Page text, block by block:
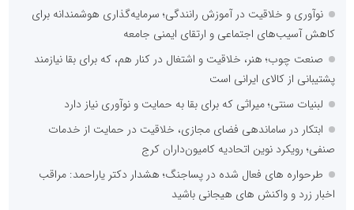
نوآوری و خلاقیت در آموزش رانندگی؛ سرمایه‌گذاری هوشمندانه برای
کاهش آسیب‌های اجتماعی و ارتقای ایمنی جامعه
صنعت چوب؛ هنر، خلاقیت و اشتغال در کنار هم، که برای بقا نیازمند
پشتیبانی از کالای ایرانی است
لبنیات سنتی؛ میراثی که برای بقا به حمایت و نوآوری نیاز دارد
ابتکار در ساماندهی فضای مجازی، خلاقیت در حمایت از خدمات
صنفی؛ رویکرد نوین اتحادیه کامیون‌داران کرج
طرحواره های فعال شده در پساجنگ؛ هشدار دکتر یاراحمد: مراقب
اخبار زرد و واکنش های هیجانی باشید